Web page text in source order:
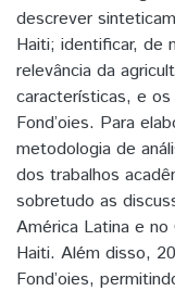
descrever
Haiti; identificar, de
relevância da
características, e
Fond’oies. Para
metodologia de
dos trabalhos
sobretudo as
América Latina e
Haiti. Além disso,
Fond’oies,